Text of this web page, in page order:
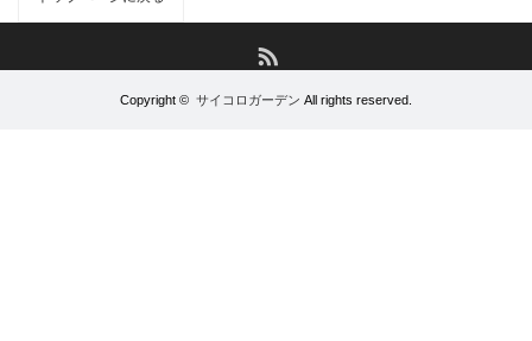
Copyright © サイコロガーデン All rights reserved.